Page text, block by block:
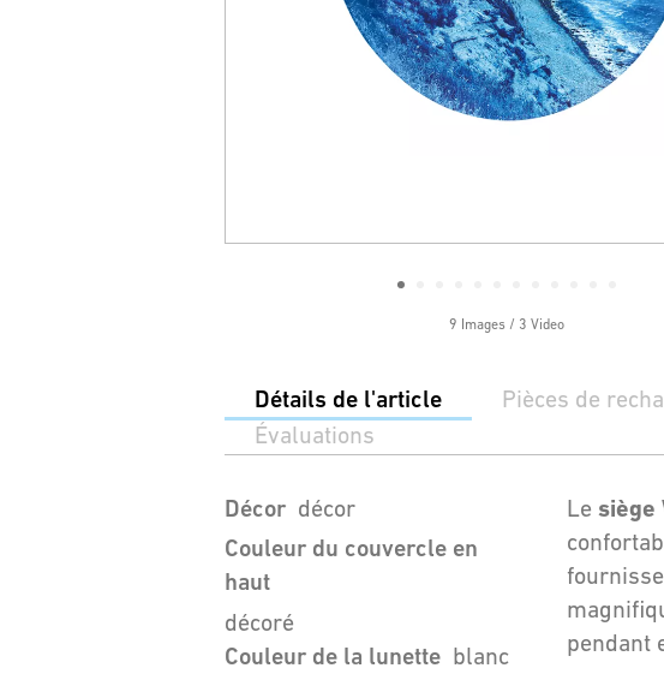
9 Images / 3 Video
Détails de l'article Pièces de
Évaluations
Décor décor
Couleur du couvercle en
haut
décoré
Couleur de la lunette blanc
Le siège
pendant